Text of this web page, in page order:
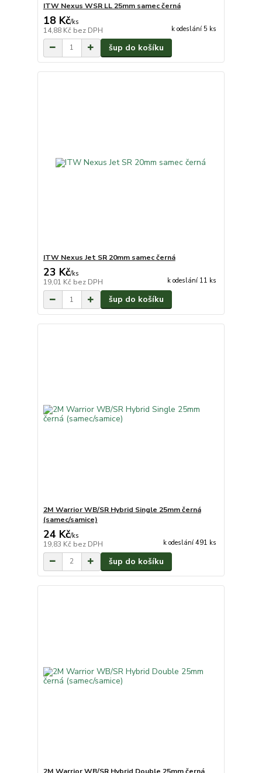
ITW Nexus WSR LL 25mm samec černá
18 Kč/ks
14,88 Kč bez DPH k odeslání 5 ks
šup do košíku
ITW Nexus Jet SR 20mm samec černá
23 Kč/ks
19,01 Kč bez DPH k odeslání 11 ks
šup do košíku
2M Warrior WB/SR Hybrid Single 25mm černá
(samec/samice)
24 Kč/ks
19,83 Kč bez DPH k odeslání 491 ks
šup do košíku